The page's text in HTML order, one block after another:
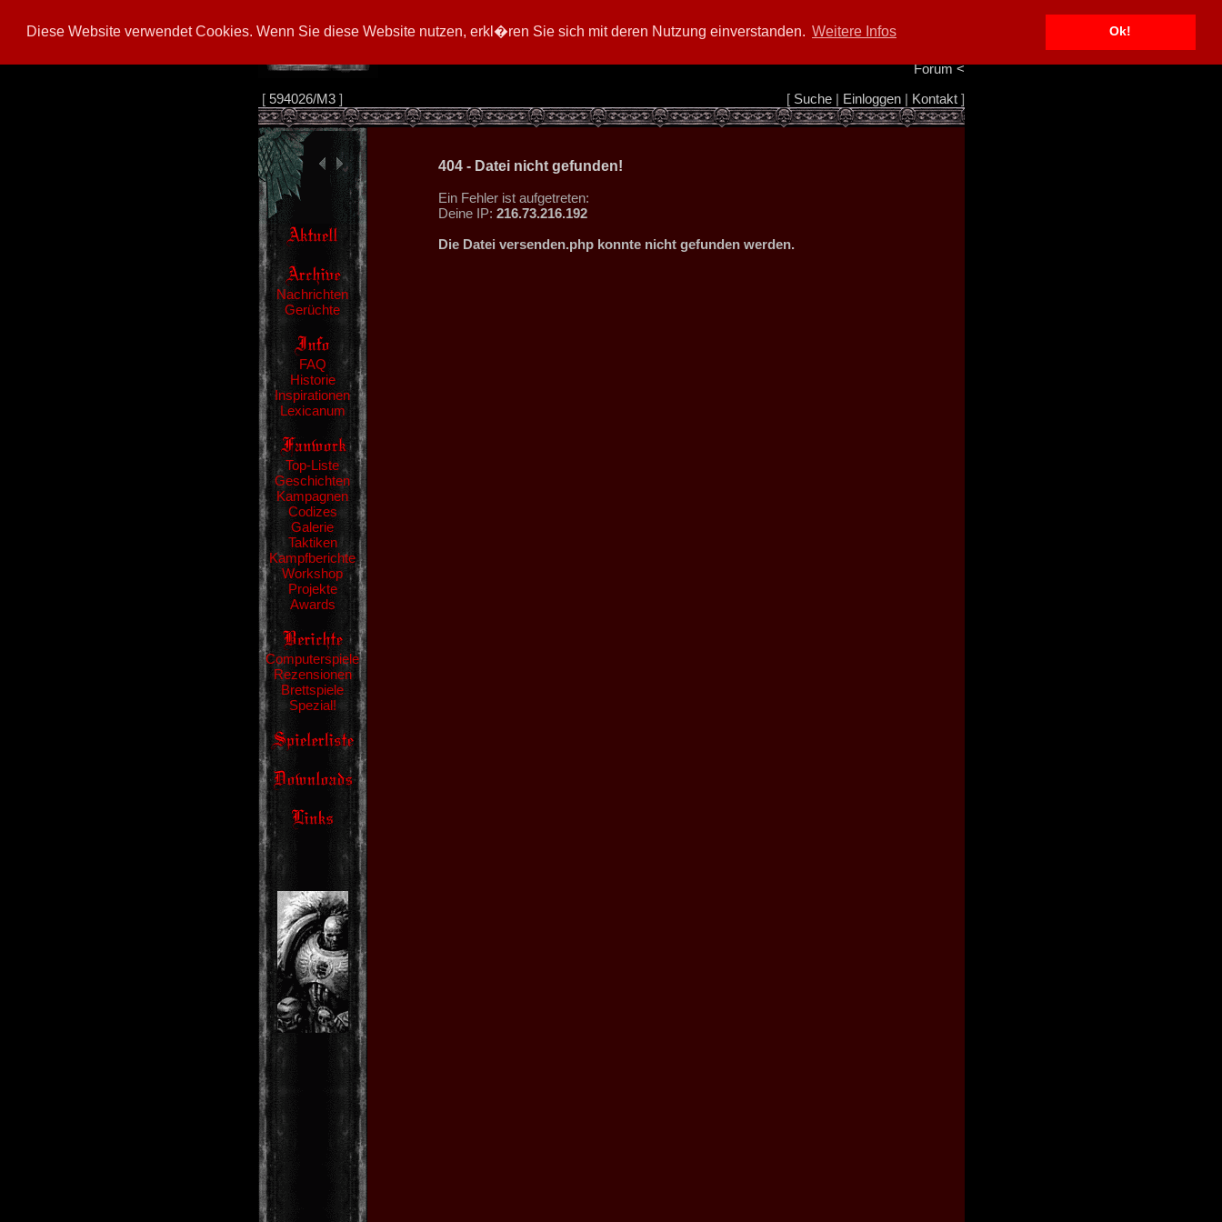
Diese Website verwendet Cookies. Wenn Sie diese Website nutzen, erkl�ren Sie sich mit deren Nutzung einverstanden. Weitere Infos Ok!
Info/Impressum
Forum<
[ 594026/M3] [ Suche| Einloggen| Kontakt]
Nachrichten
Gerüchte
FAQ
Historie
Inspirationen
Lexicanum
Top-Liste
Geschichten
Kampagnen
Codizes
Galerie
Taktiken
Kampfberichte
Workshop
Projekte
Awards
Computerspiele
Rezensionen
Brettspiele
Spezial!
404 - Datei nicht gefunden!
Ein Fehler ist aufgetreten:
Deine IP: 216.73.216.192
Die Datei versenden.php konnte nicht gefunden werden.